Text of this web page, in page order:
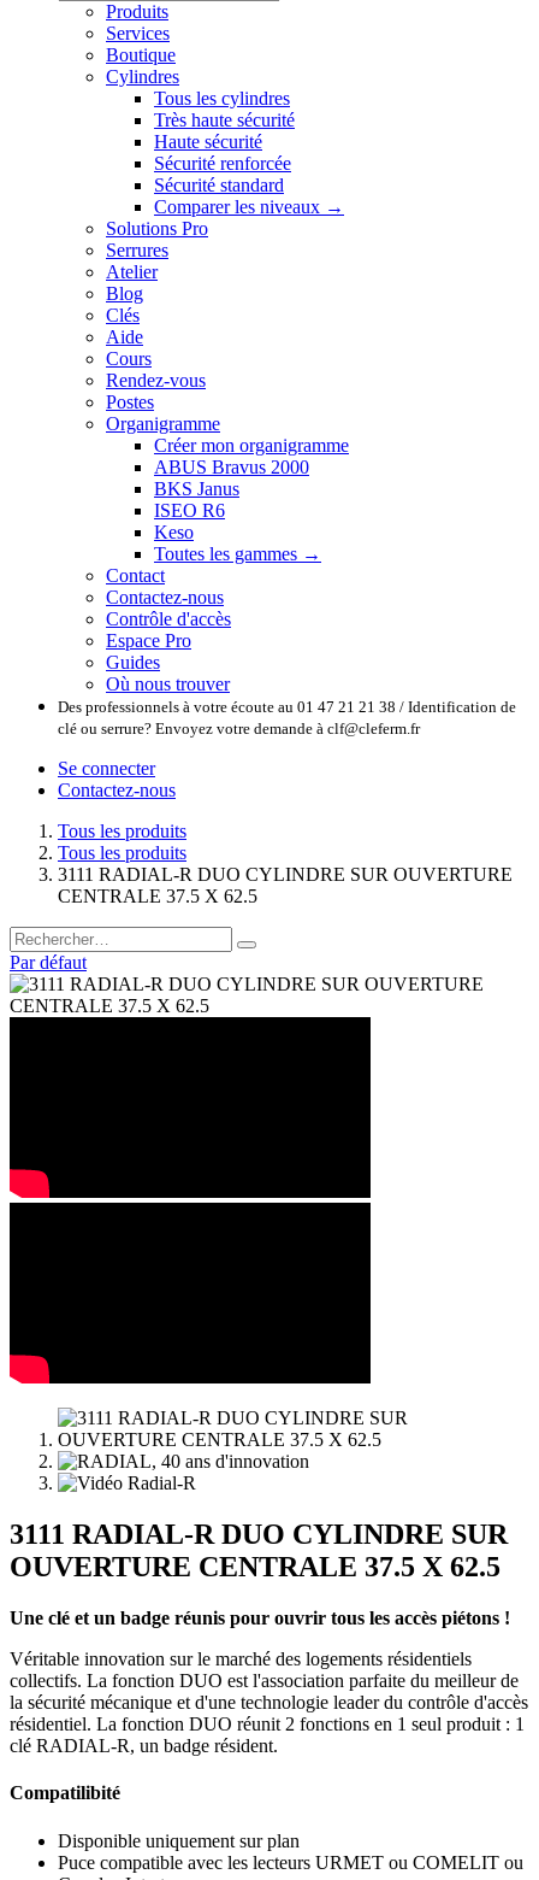
Produits
Services
Boutique
Cylindres
Tous les cylindres
Très haute sécurité
Haute sécurité
Sécurité renforcée
Sécurité standard
Comparer les niveaux →
Solutions Pro
Serrures
Atelier
Blog
Clés
Aide
Cours
Rendez-vous
Postes
Organigramme
Créer mon organigramme
ABUS Bravus 2000
BKS Janus
ISEO R6
Keso
Toutes les gammes →
Contact
Contactez-nous
Contrôle d'accès
Espace Pro
Guides
Où nous trouver
Des professionnels à votre écoute au 01 47 21 21 38 / Identification de
clé ou serrure? Envoyez votre demande à clf@cleferm.fr
Se connecter
Contactez-nous
Tous les produits
Tous les produits
3111 RADIAL-R DUO CYLINDRE SUR OUVERTURE
CENTRALE 37.5 X 62.5
Par défaut
3111 RADIAL-R DUO CYLINDRE SUR
OUVERTURE CENTRALE 37.5 X 62.5
Une clé et un badge réunis pour ouvrir tous les accès piétons !
Véritable innovation sur le marché des logements résidentiels
collectifs. La fonction DUO est l'association parfaite du meilleur de
la sécurité mécanique et d'une technologie leader du contrôle d'accès
résidentiel. La fonction DUO réunit 2 fonctions en 1 seul produit : 1
clé RADIAL-R, un badge résident.
Compatilibité
Disponible uniquement sur plan
Puce compatible avec les lecteurs URMET ou COMELIT ou